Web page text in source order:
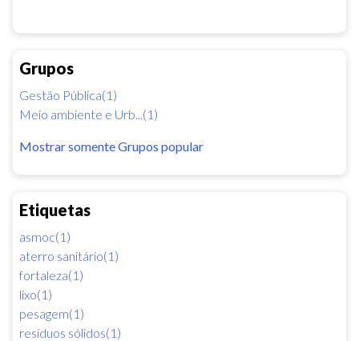
Grupos
Gestão Pública(1)
Meio ambiente e Urb...(1)
Mostrar somente Grupos popular
Etiquetas
asmoc(1)
aterro sanitário(1)
fortaleza(1)
lixo(1)
pesagem(1)
resíduos sólidos(1)